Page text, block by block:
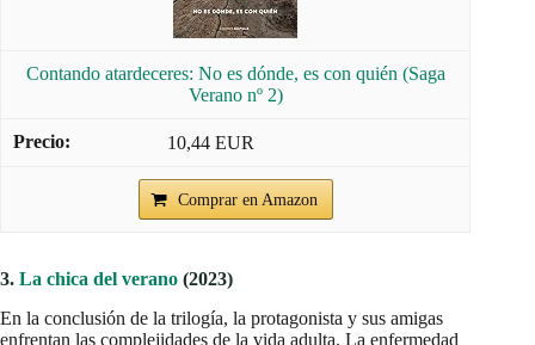
Contando atardeceres: No es dónde, es con quién (Saga
Verano nº 2)
10,44 EUR
Comprar en Amazon
3. La chica del verano (2023)
En la conclusión de la trilogía, la protagonista y sus amigas
enfrentan las complejidades de la vida adulta. La enfermedad